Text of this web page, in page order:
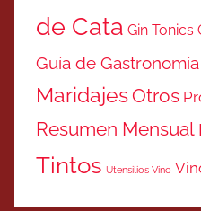
de Cata Gin Tonics
Guía de Gastronomía
MaridajesOtros
Resumen Mensual
Tintos Utensilios Vino